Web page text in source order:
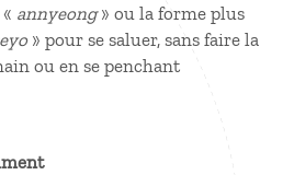
annyeong» ou la forme plus
» pour se saluer, sans faire la
ou en se penchant